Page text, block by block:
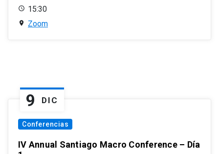
15:30
Zoom
9 DIC
Conferencias
IV Annual Santiago Macro Conference – Día